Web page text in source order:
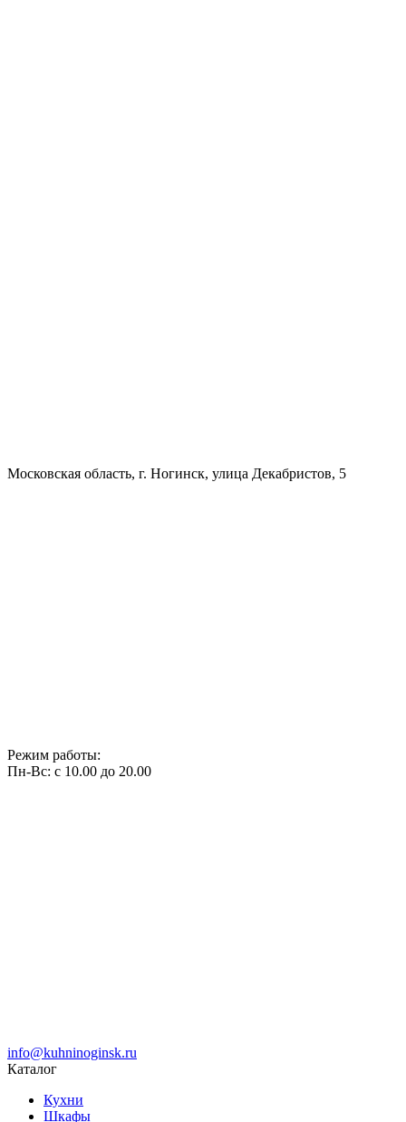
Московская область, г. Ногинск, улица Декабристов, 5
Режим работы:
Пн-Вс: с 10.00 до 20.00
info@kuhninoginsk.ru
Каталог
Кухни
Шкафы